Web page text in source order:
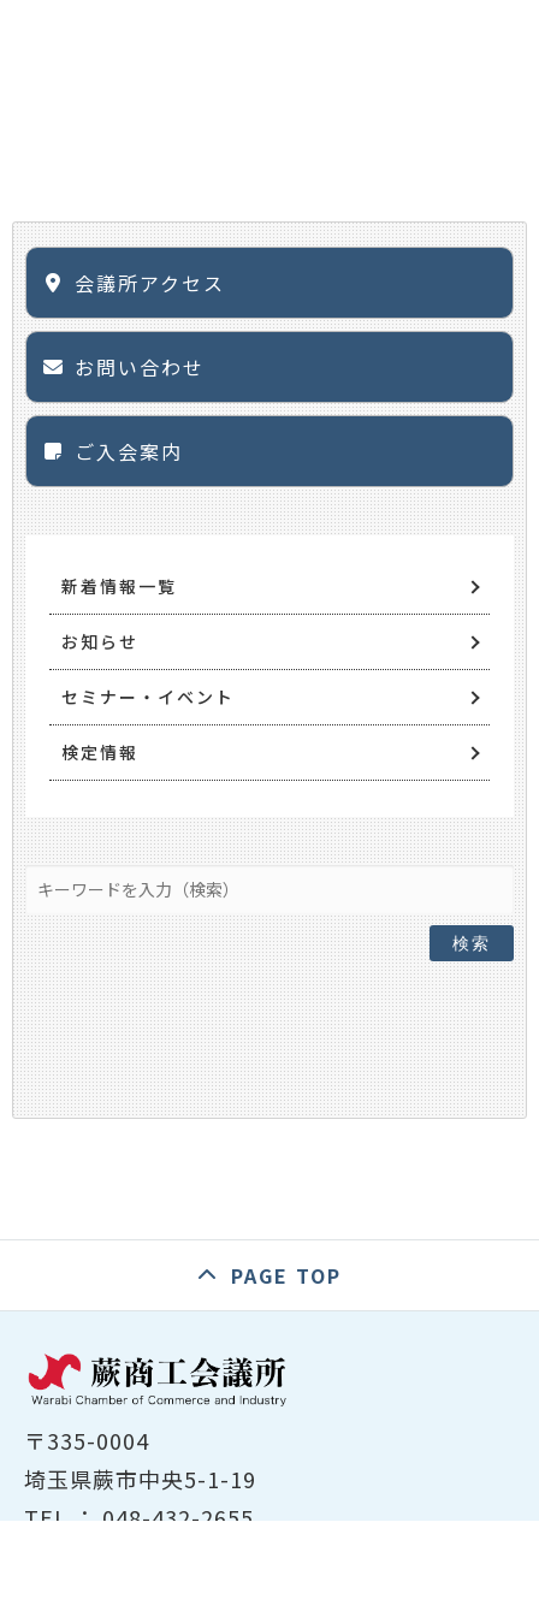
会議所アクセス
お問い合わせ
ご入会案内
新着情報一覧
お知らせ
セミナー・イベント
検定情報
検索
PAGE TOP
〒335-0004
埼玉県蕨市中央5-1-19
TEL ： 048-432-2655